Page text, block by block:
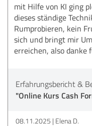
mit Hilfe von KI ging
dieses ständige
Rumprobieren, kein
sich und bringt mir
erreichen, also danke
Erfahrungsbericht &
"Online Kurs Cash
08.11.2025 Elena D.